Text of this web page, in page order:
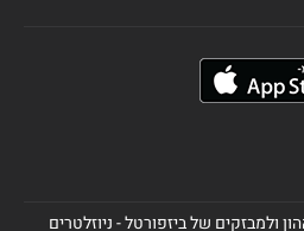
ולמבזקים של ביזפורטל - ניוזלטרים